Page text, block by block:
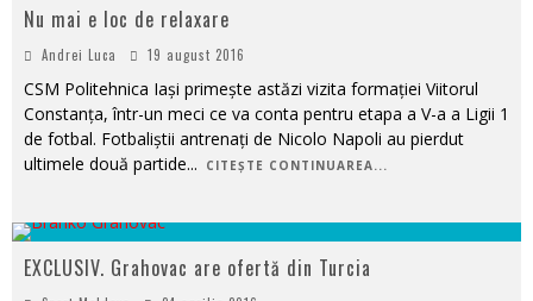
Nu mai e loc de relaxare
Andrei Luca 19 august 2016
CSM Politehnica Iași primește astăzi vizita formației Viitorul
Constanța, într-un meci ce va conta pentru etapa a V-a a Ligii 1
de fotbal. Fotbaliștii antrenați de Nicolo Napoli au pierdut
ultimele două partide... CITEȘTE CONTINUAREA...
EXCLUSIV. Grahovac are ofertă din Turcia